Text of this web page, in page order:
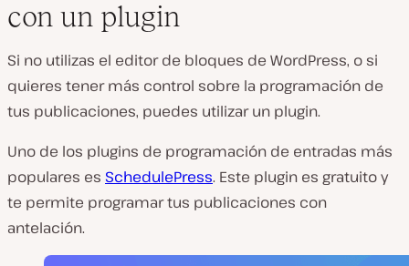
con un plugin
Si no utilizas el editor de bloques de WordPress, o si
quieres tener más control sobre la programación de
tus publicaciones, puedes utilizar un plugin.
Uno de los plugins de programación de entradas más
populares es SchedulePress. Este plugin es gratuito y
te permite programar tus publicaciones con
antelación.